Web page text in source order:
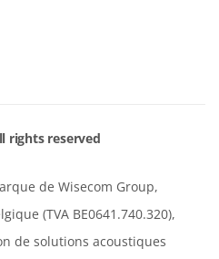
rights reserved
de Wisecom Group,
(TVA BE0641.740.320),
de solutions acoustiques